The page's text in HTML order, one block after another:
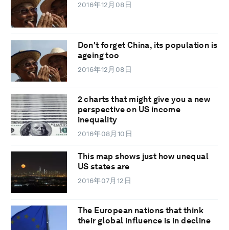
2016年12月08日
Don't forget China, its population is
ageing too
2016年12月08日
2 charts that might give you a new
perspective on US income
inequality
2016年08月10日
This map shows just how unequal
US states are
2016年07月12日
The European nations that think
their global influence is in decline